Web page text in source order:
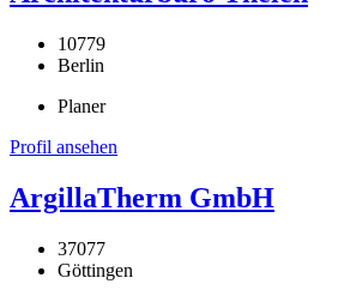
10779
Berlin
Planer
Profil ansehen
ArgillaTherm GmbH
37077
Göttingen